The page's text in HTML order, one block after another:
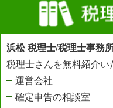
浜松 税理士/税理士事務
税理士さんを無料紹介い
運営会社
確定申告の相談室